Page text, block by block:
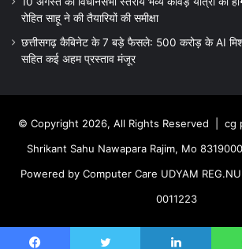
रोहित साहू ने की तैयारियों की समीक्षा
छत्तीसगढ़ कैबिनेट के 7 बड़े फैसले: 500 करोड़ के AI
सहित कई अहम प्रस्ताव मंजूर
© Copyright 2026, All Rights Reserved | cg
Shrikant Sahu Nawapara Rajim, Mo
Powered by Computer Care UDYAM
0011223